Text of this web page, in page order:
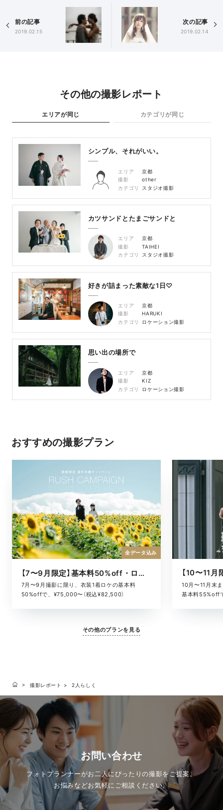
前の記事
2019.02.15
次の記事
2019.02.14
その他の撮影レポート
エリアが同じ カテゴリが同じ
シンプル、それがいい。
エリア
京都
撮影
other
カテゴリ
スタジオ撮影
カツサンドとたまごサンドと
エリア
京都
撮影
TAIHEI
カテゴリ
スタジオ撮影
好きが詰まった素敵な1日♡
エリア
京都
撮影
HARUKI
カテゴリ
ロケーション撮影
思い出の場所で
エリア
京都
撮影
KIZ
カテゴリ
ロケーション撮影
おすすめの撮影プラン
【7〜9月限定】基本料50%off・ロケキャンペーン
7月〜9月撮影に限り、衣装1着ロケの基本料
50%offで、¥75,000〜（税込¥82,500）
全データ込み
10月〜11月末
基本料55%off
その他のプランを見る
撮影レポート 2人らしく
お問い合わせ
フォトプランナーがお二人にぴったりの撮影をご提案。
お悩みなどお気軽にご相談ください。